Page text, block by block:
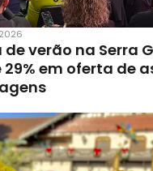
verão na Serra
em oferta de